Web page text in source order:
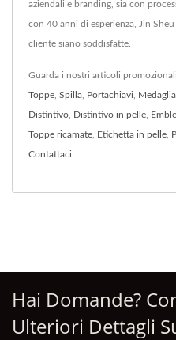
aziendali e branding, sia con
con 40 anni di esperienza, Jin
cliente siano soddisfatte.
Guarda i nostri articoli
Toppe Spilla Portachiavi Medaglia
Distintivo Distintivo in pelle
Toppe ricamate Etichetta in pelle
Contattaci
Hai Domande?
Ulteriori Dettagli